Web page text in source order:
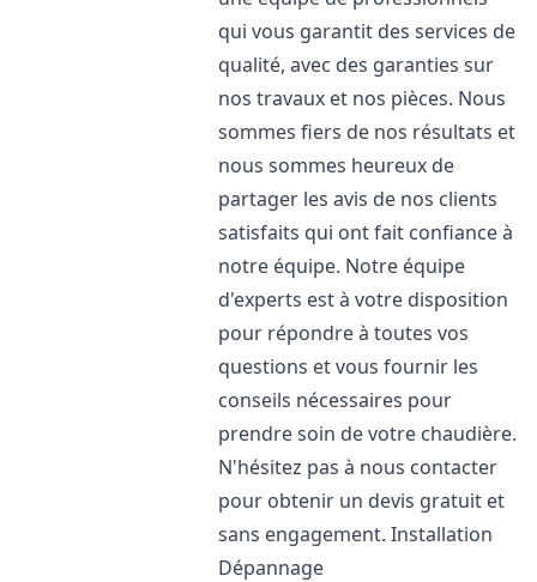
qui vous garantit des services de
qualité, avec des garanties sur
nos travaux et nos pièces. Nous
sommes fiers de nos résultats et
nous sommes heureux de
partager les avis de nos clients
satisfaits qui ont fait confiance à
notre équipe. Notre équipe
d'experts est à votre disposition
pour répondre à toutes vos
questions et vous fournir les
conseils nécessaires pour
prendre soin de votre chaudière.
N'hésitez pas à nous contacter
pour obtenir un devis gratuit et
sans engagement. Installation
Dépannage